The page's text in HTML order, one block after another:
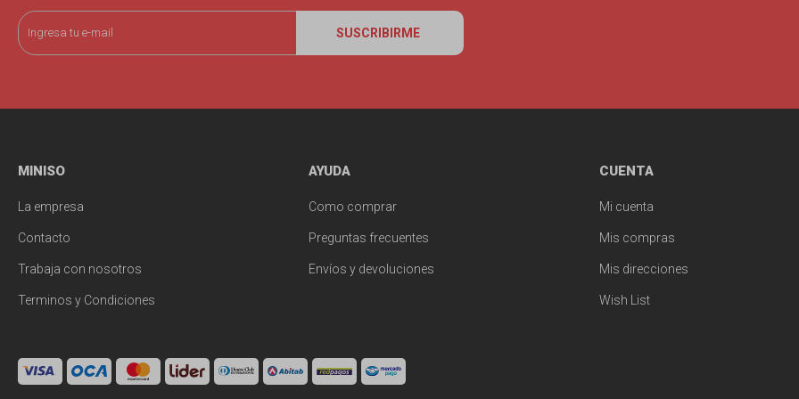
SUSCRIBIRME
MINISO
La empresa
Contacto
Trabaja con nosotros
Terminos y Condiciones
AYUDA
Como comprar
Preguntas frecuentes
Envíos y devoluciones
CUENTA
Mi cuenta
Mis compras
Mis direcciones
Wish List